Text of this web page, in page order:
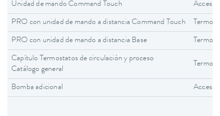
Unidad de mando Command Touch
PRO con unidad de mando a distancia Command Touch
PRO con unidad de mando a distancia Base
Capítulo Termostatos de circulación y proceso
Catálogo general
Bomba adicional